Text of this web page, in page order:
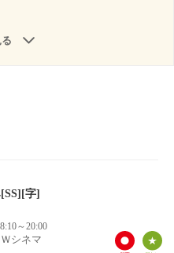
字]
～20:00
シネマ